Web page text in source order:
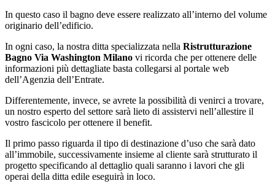
In questo caso il bagno deve essere realizzato all’interno del volume
originario dell’edificio.
In ogni caso, la nostra ditta specializzata nella Ristrutturazione
Bagno Via Washington Milano vi ricorda che per ottenere delle
informazioni più dettagliate basta collegarsi al portale web
dell’Agenzia dell’Entrate.
Differentemente, invece, se avrete la possibilità di venirci a trovare,
un nostro esperto del settore sarà lieto di assistervi nell’allestire il
vostro fascicolo per ottenere il benefit.
Il primo passo riguarda il tipo di destinazione d’uso che sarà dato
all’immobile, successivamente insieme al cliente sarà strutturato il
progetto specificando al dettaglio quali saranno i lavori che gli
operai della ditta edile eseguirà in loco.